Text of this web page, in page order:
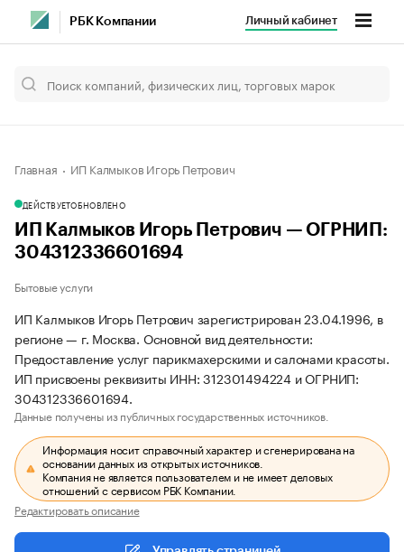
РБК Компании Личный кабинет
Главная ИП Калмыков Игорь Петрович
ДЕЙСТВУЕТОБНОВЛЕНО
ИП Калмыков Игорь Петрович — ОГРНИП:
304312336601694
Бытовые услуги
ИП Калмыков Игорь Петрович зарегистрирован 23.04.1996, в
регионе — г. Москва. Основной вид деятельности:
Предоставление услуг парикмахерскими и салонами красоты.
ИП присвоены реквизиты ИНН: 312301494224 и ОГРНИП:
304312336601694.
Данные получены из публичных государственных источников.
Информация носит справочный характер и сгенерирована на
основании данных из открытых источников.
Компания не является пользователем и не имеет деловых
отношений с сервисом РБК Компании.
Редактировать описание